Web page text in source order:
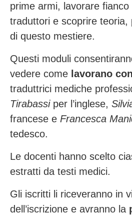
prime armi, lavorare
traduttori e scoprire teoria,
di questo mestiere.
Questi moduli
vedere come lavorano
traduttrici mediche
Tirabassiper l’inglese,
francese e Francesca
tedesco.
Le docenti hanno scelto
estratti da testi medici.
Gli iscritti li riceveranno in
dell’iscrizione e avranno la